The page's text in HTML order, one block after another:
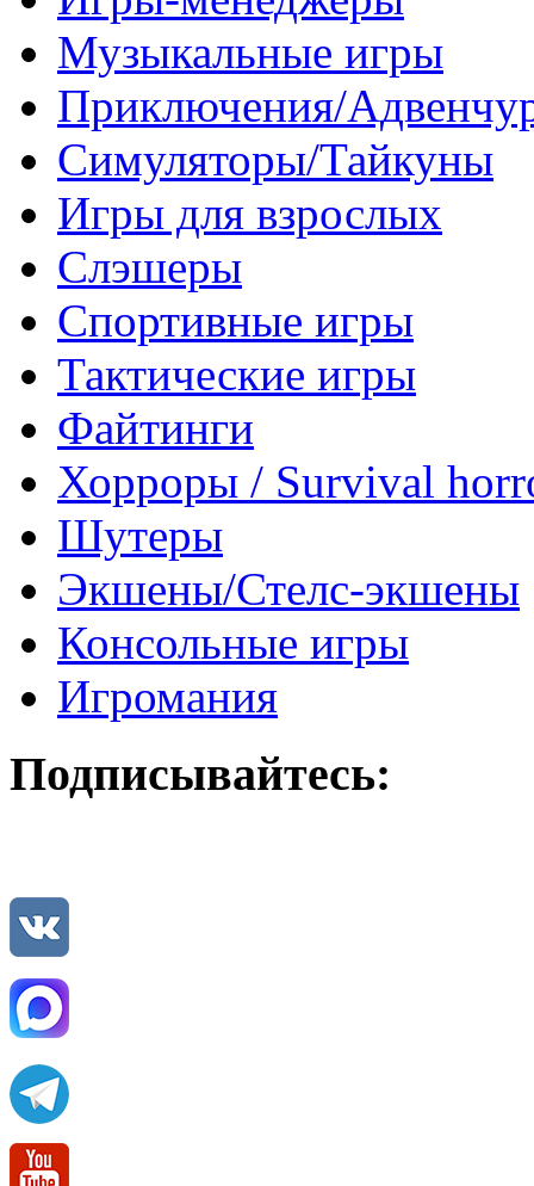
Музыкальные игры
Приключения/
Симуляторы/Тайкуны
Игры для взрослых
Слэшеры
Спортивные игры
Тактические игры
Файтинги
Хорроры / Survival
Шутеры
Экшены/Стелс-экшены
Консольные игры
Игромания
Подписывайтесь: